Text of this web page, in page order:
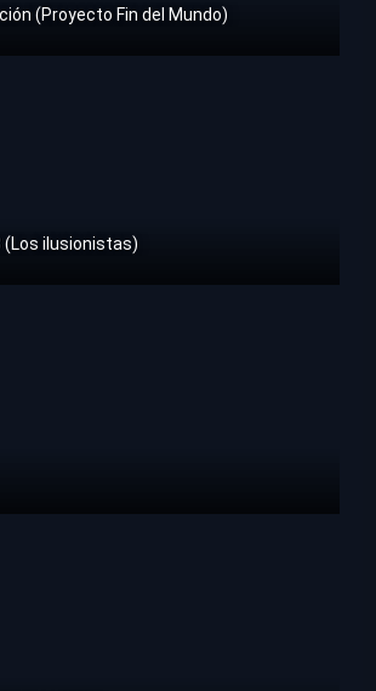
(Proyecto Fin del Mundo)
(Los ilusionistas)